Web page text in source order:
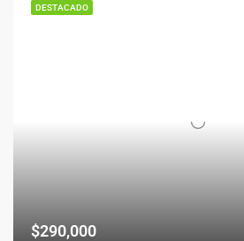
DESTACADO
$290,000